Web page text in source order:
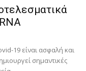
19 είναι ασφαλή και
σημαντικές